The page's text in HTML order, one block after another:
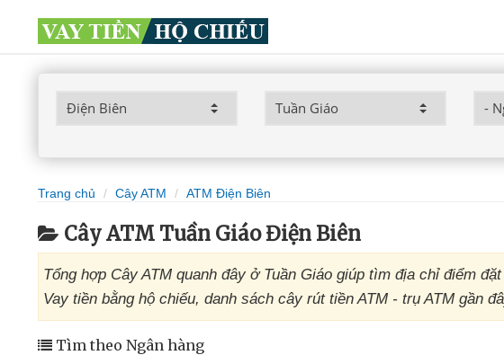
Trang chủ Cây ATM ATM Điện Biên
Cây ATM Tuần Giáo Điện Biên
Tổng hợp Cây ATM quanh đây ở Tuần Giáo giúp tìm địa chỉ điểm
Vay tiền bằng hộ chiếu, danh sách cây rút tiền ATM - trụ ATM gần
Tìm theo Ngân hàng